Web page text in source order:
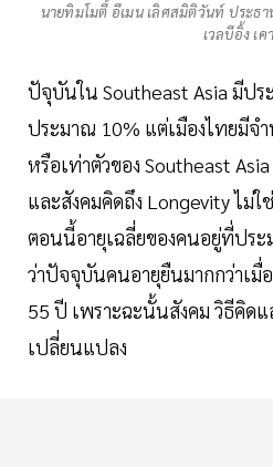
นายทิมโมตี้ อีเมน เลิศสมิติวันท์ ประธ
เวลบีอิ้ง เค
ปัจุบันใน Southeast Asia มีปร
ประมาณ 10% แต่เมืองไทยมีจ
หรือเท่าตัวของ Southeast
และสังคมคิดถึง Longevity ไม่ใ
ตอนนี้อายุเฉลี่ยของคนอยู่ที่ปร
ว่าปัจจุบันคนอายุยืนมากกว่าเมื่
55 ปี เพราะฉะนั้นสังคม วิธีคิดแ
เปลี่ยนแปลง